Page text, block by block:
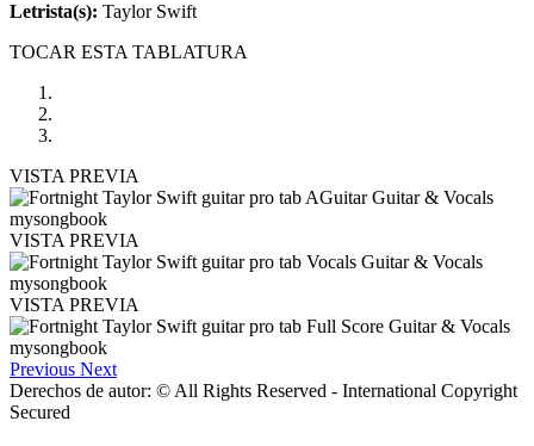
Letrista(s): Taylor Swift
TOCAR ESTA TABLATURA
VISTA PREVIA
VISTA PREVIA
VISTA PREVIA
Previous Next
Derechos de autor: © All Rights Reserved - International Copyright
Secured